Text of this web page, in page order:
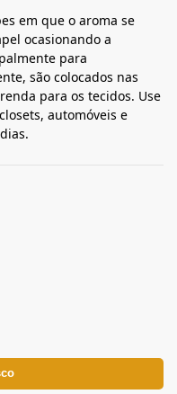
em que o aroma se
ocasionando a
para
são colocados nas
para os tecidos. Use
automóveis e